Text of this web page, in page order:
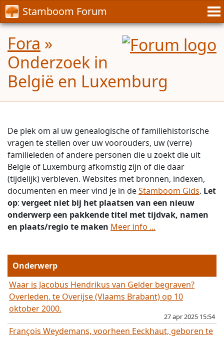
Stamboom Forum
Fora »
Onderzoek in
België en Luxemburg
De plek om al uw genealogische of familiehistorische
vragen te stellen over uw voorouders, uw (verre)
familieleden of andere personen die u zoekt die uit
België of Luxemburg afkomstig zijn of die daar
(tijdelijk) verbleven. Websites met bronnen, indexen,
documenten en meer vind je in deStamboom Gids. Let
op: vergeet niet bij het plaatsen van een nieuw
onderwerp een pakkende titel met tijdvak, namen
en plaats/regio te maken Meer info ...
Onderwerp
Waar is Jacobus Hendrikus van Gelder begraven?
Overleden. te Overijse (Vlaams Brabant) op 10
oktober 2000.
27 apr 2025 15:54
François Weydemans, voorheen Eeckhaut, geboren te